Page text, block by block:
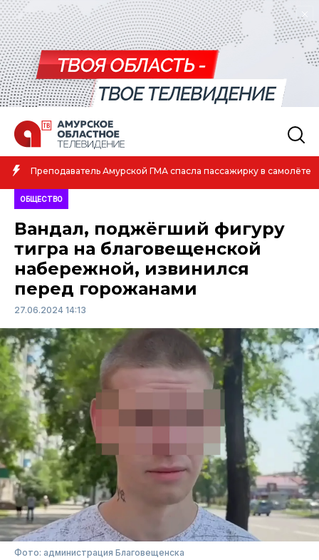
Амурская спортсменка выиграла первенство России по
атлетике
ОБЩЕСТВО
Вандал, поджёгший фигуру
тигра на благовещенской
набережной, извинился
перед горожанами
27.06.2024 14:13
Фото: администрация Благовещенска